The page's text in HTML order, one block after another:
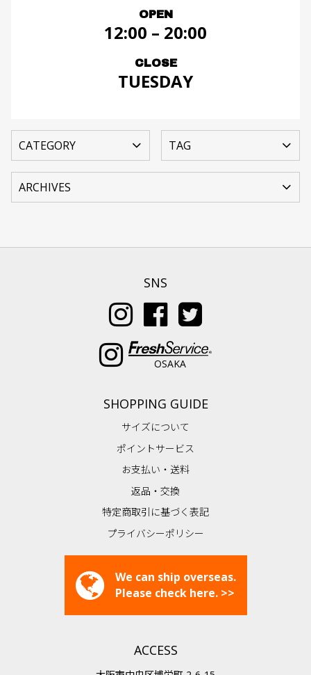
OPEN
12:00 – 20:00
CLOSE
TUESDAY
SNS
OSAKA
SHOPPING GUIDE
サイズについて
ポイントサービス
お支払い・送料
返品・交換
特定商取引に基づく表記
プライバシーポリシー
We can ship overseas.
Please check here. >>
ACCESS